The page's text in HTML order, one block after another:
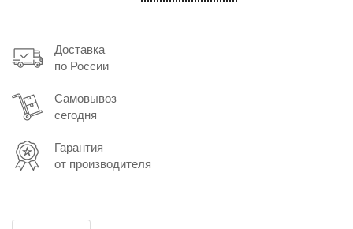
Доставка
по России
Самовывоз
сегодня
Гарантия
от производителя